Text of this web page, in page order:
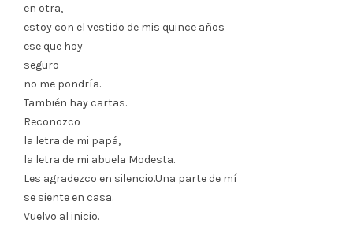
en otra,
estoy con el vestido de mis quince años
ese que hoy
seguro
no me pondría.
También hay cartas.
Reconozco
la letra de mi papá,
la letra de mi abuela Modesta.
Les agradezco en silencio.Una parte de mí
se siente en casa.
Vuelvo al inicio.